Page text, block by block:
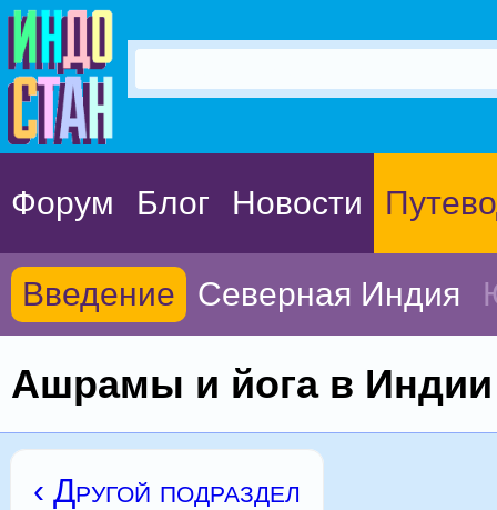
Форум Блог Новости
Введение Северная Индия
Ашрамы и йога в Индии
‹ Другой подраздел